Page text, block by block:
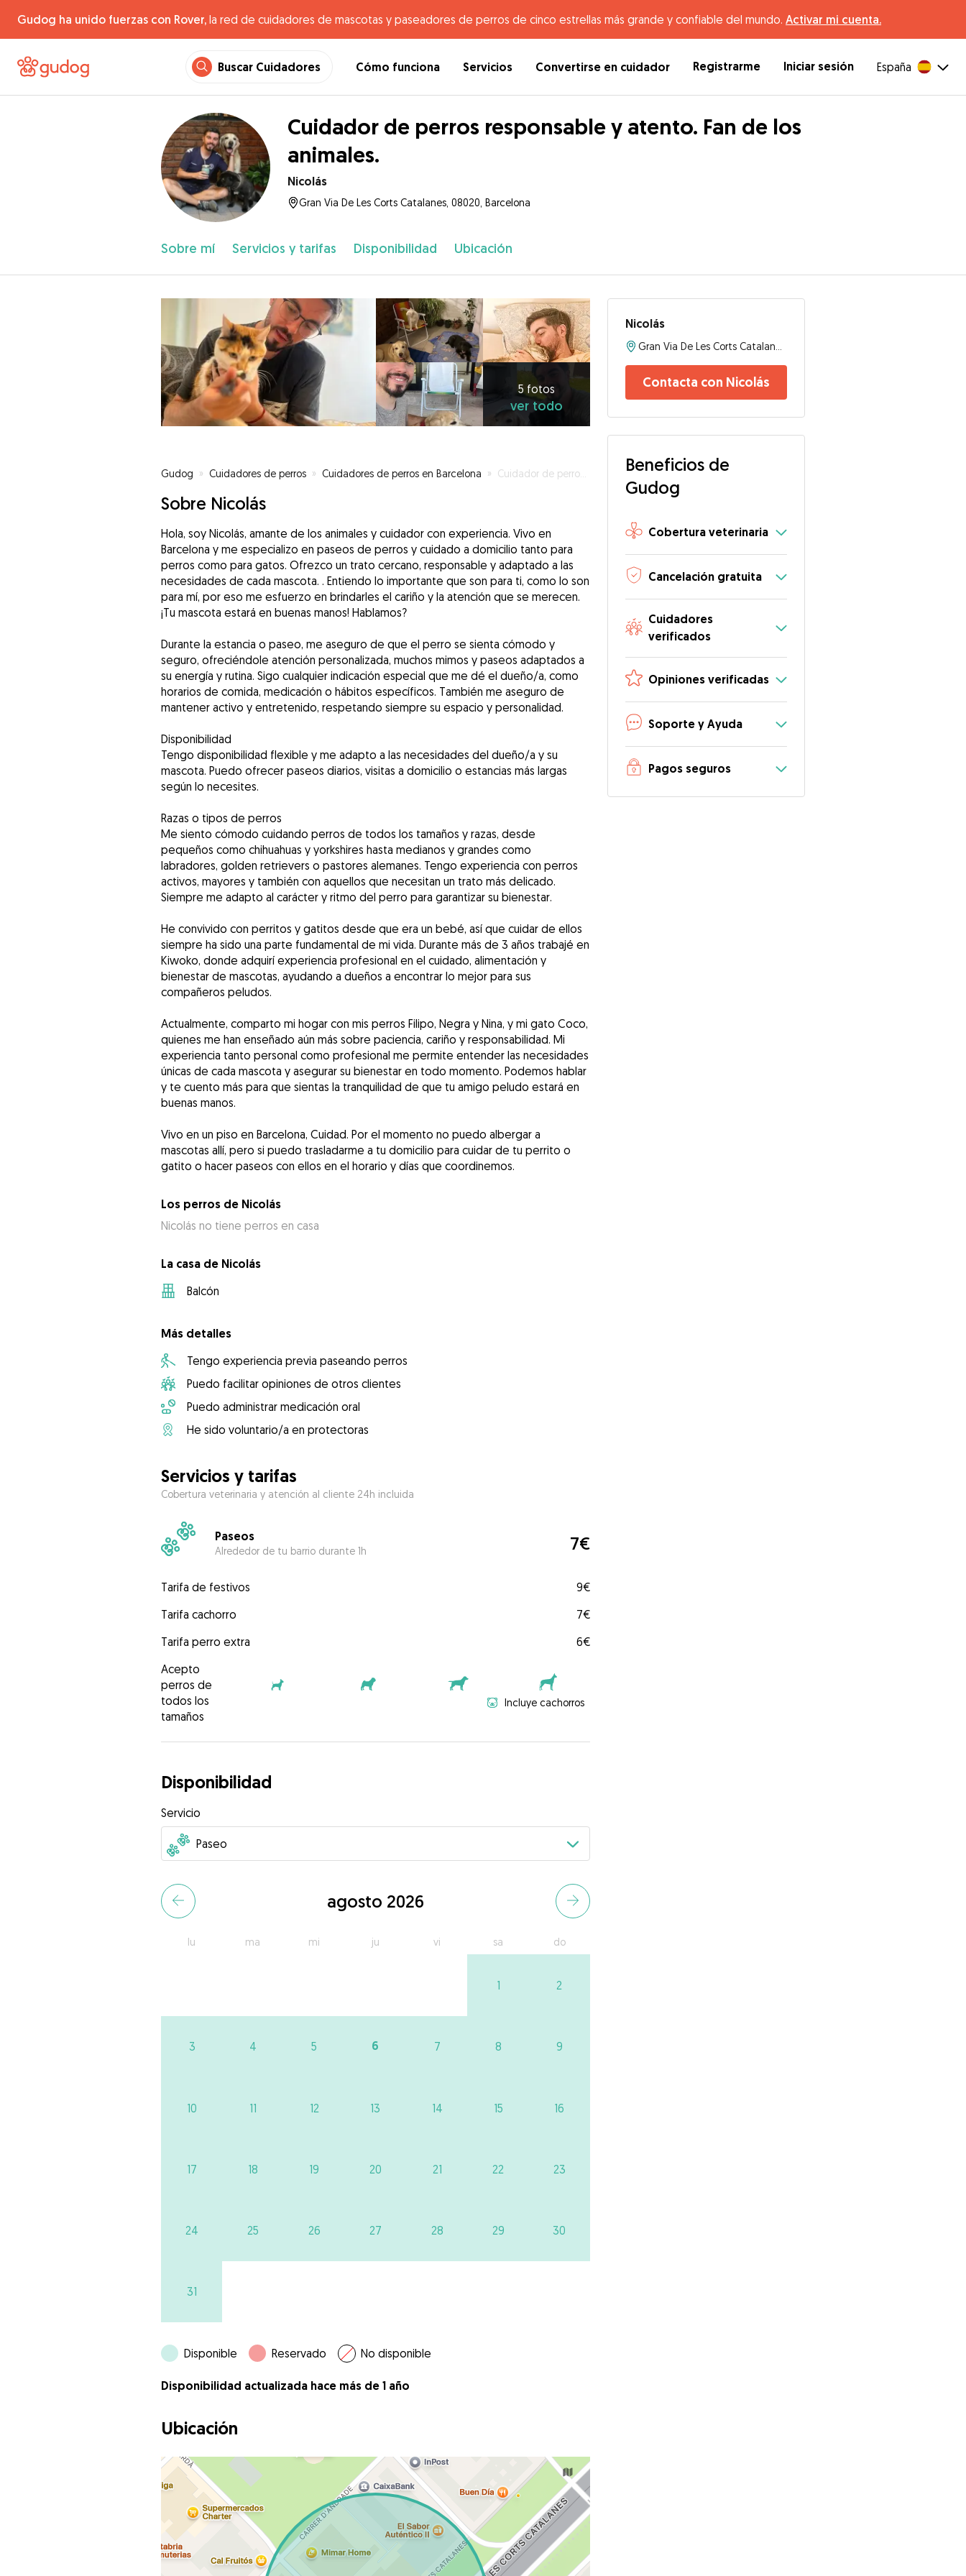
Gudog ha unido fuerzas con Rover, la red de cuidadores de mascotas y paseadores de perros de cinco estrellas más grande y confiable del mundo. Activar mi cuenta.
Buscar Cuidadores Cómo funciona Servicios Convertirse en cuidador Registrarme Iniciar sesión España
Cuidador de perros responsable y atento. Fan de los
animales.
Nicolás
Gran Via De Les Corts Catalanes, 08020, Barcelona
Sobre mí Servicios y tarifas Disponibilidad Ubicación
5 fotos
ver todo
Gudog » Cuidadores de perros » Cuidadores de perros en Barcelona » Cuidador de perros responsable y atento. Fan de los animales.
Sobre Nicolás
Hola, soy Nicolás, amante de los animales y cuidador con experiencia. Vivo en
Barcelona y me especializo en paseos de perros y cuidado a domicilio tanto para
perros como para gatos. Ofrezco un trato cercano, responsable y adaptado a las
necesidades de cada mascota. . Entiendo lo importante que son para ti, como lo son
para mí, por eso me esfuerzo en brindarles el cariño y la atención que se merecen.
¡Tu mascota estará en buenas manos! Hablamos?
Durante la estancia o paseo, me aseguro de que el perro se sienta cómodo y
seguro, ofreciéndole atención personalizada, muchos mimos y paseos adaptados a
su energía y rutina. Sigo cualquier indicación especial que me dé el dueño/a, como
horarios de comida, medicación o hábitos específicos. También me aseguro de
mantener activo y entretenido, respetando siempre su espacio y personalidad.
Disponibilidad
Tengo disponibilidad flexible y me adapto a las necesidades del dueño/a y su
mascota. Puedo ofrecer paseos diarios, visitas a domicilio o estancias más largas
según lo necesites.
Razas o tipos de perros
Me siento cómodo cuidando perros de todos los tamaños y razas, desde
pequeños como chihuahuas y yorkshires hasta medianos y grandes como
labradores, golden retrievers o pastores alemanes. Tengo experiencia con perros
activos, mayores y también con aquellos que necesitan un trato más delicado.
Siempre me adapto al carácter y ritmo del perro para garantizar su bienestar.
He convivido con perritos y gatitos desde que era un bebé, así que cuidar de ellos
siempre ha sido una parte fundamental de mi vida. Durante más de 3 años trabajé en
Kiwoko, donde adquirí experiencia profesional en el cuidado, alimentación y
bienestar de mascotas, ayudando a dueños a encontrar lo mejor para sus
compañeros peludos.
Actualmente, comparto mi hogar con mis perros Filipo, Negra y Nina, y mi gato Coco,
quienes me han enseñado aún más sobre paciencia, cariño y responsabilidad. Mi
experiencia tanto personal como profesional me permite entender las necesidades
únicas de cada mascota y asegurar su bienestar en todo momento. Podemos hablar
y te cuento más para que sientas la tranquilidad de que tu amigo peludo estará en
buenas manos.
Vivo en un piso en Barcelona, Cuidad. Por el momento no puedo albergar a
mascotas allí, pero si puedo trasladarme a tu domicilio para cuidar de tu perrito o
gatito o hacer paseos con ellos en el horario y días que coordinemos.
Los perros de Nicolás
Nicolás no tiene perros en casa
La casa de Nicolás
Balcón
Más detalles
Tengo experiencia previa paseando perros
Puedo facilitar opiniones de otros clientes
Puedo administrar medicación oral
He sido voluntario/a en protectoras
Servicios y tarifas
Cobertura veterinaria y atención al cliente 24h incluida
Paseos
Alrededor de tu barrio durante 1h 7€
Tarifa de festivos
9€
Tarifa cachorro
7€
Tarifa perro extra
6€
Acepto
perros de
todos los
tamaños
Incluye cachorros
Disponibilidad
Servicio
agosto 2026
lu ma mi ju vi sa do
1 2
3 4 5 6 7 8 9
10 11 12 13 14 15 16
17 18 19 20 21 22 23
24 25 26 27 28 29 30
31
Disponible Reservado No disponible
Disponibilidad actualizada hace más de 1 año
Ubicación
Nicolás
Contacta con Nicolás
Beneficios de
Gudog
Cobertura veterinaria
Cancelación gratuita
Cuidadores
verificados
Opiniones verificadas
Soporte y Ayuda
Pagos seguros